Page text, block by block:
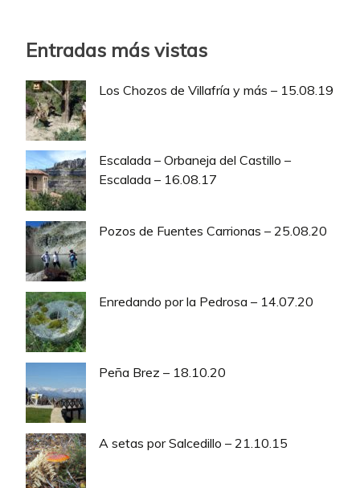
Entradas más vistas
Los Chozos de Villafría y más – 15.08.19
Escalada – Orbaneja del Castillo –
Escalada – 16.08.17
Pozos de Fuentes Carrionas – 25.08.20
Enredando por la Pedrosa – 14.07.20
Peña Brez – 18.10.20
A setas por Salcedillo – 21.10.15